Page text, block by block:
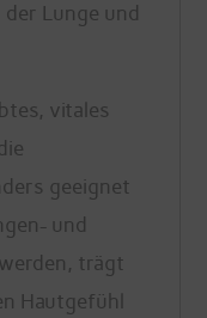
Lunge und
vitales
geeignet
und
trägt
Hautgefühl